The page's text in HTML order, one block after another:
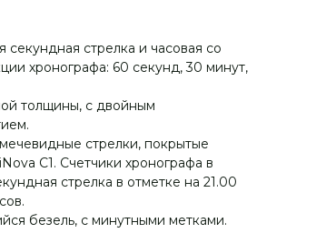
стрелка и часовая со
хронографа: 60 секунд, 30 минут,
толщины, с двойным
стрелки, покрытые
С1. Счетчики хронографа в
стрелка в отметке на 21.00
безель, с минутными метками.